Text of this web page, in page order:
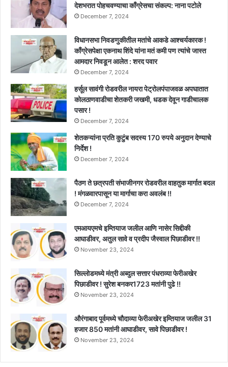
!!
देशभरात पोहचवण्याचा काँग्रेसचा संकल्प: नाना पटोले
December 7, 2024
विधानसभा निवडणुकीतील मतांचे आकडे आश्चर्यकारक !
काँग्रेसपेक्षा एकनाथ शिंदे यांना मतं कमी पण त्यांचे जास्त
आमदार निवडून आलेत : शरद पवार
December 7, 2024
हर्सूल सावंगी रोडवरील नायरा पेट्रोलपंपाजवळ अपघातात
कोलठाणवाडीचा शेतकरी जखमी, धडक देवून गाडीचालक
पसार !
December 7, 2024
शेतकऱ्यांना प्रति कुटुंब सदस्य 170 रुपये अनुदान देण्याचे
निर्देश !
December 7, 2024
पैठण ते छत्रपती संभाजीनगर रोडवरील वाहतुक मार्गात बदल
! मंगळवारपासून या मार्गाचा करा अवलंब !!
December 7, 2024
एमआयएमचे इम्तियाज जलील आणि नासेर सिद्दीकी
आघाडीवर, अतुल सावे व प्रदीप जैस्वाल पिछाडीवर !!
November 23, 2024
सिल्लोडमध्ये मंत्री अब्दुल सत्तार पंधराव्या फेरीअखेर
पिछाडीवर ! सुरेश बनकर1723 मतांनी पुढे !!
November 23, 2024
औरंगाबाद पूर्वमध्ये चौदाव्या फेरीअखेर इम्तियाज जलील 31
हजार 850 मतांनी आघाडीवर, सावे पिछाडीवर !
November 23, 2024